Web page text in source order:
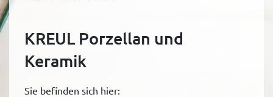
KREUL Porzellan und
Keramik
Sie befinden sich hier: